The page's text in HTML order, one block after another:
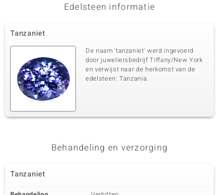
Edelsteen informatie
Tanzaniet
De naam 'tanzaniet' werd ingevoerd
door juweliersbedrijf Tiffany/New York
en verwijst naar de herkomst van de
edelsteen: Tanzania.
Behandeling en verzorging
Tanzaniet